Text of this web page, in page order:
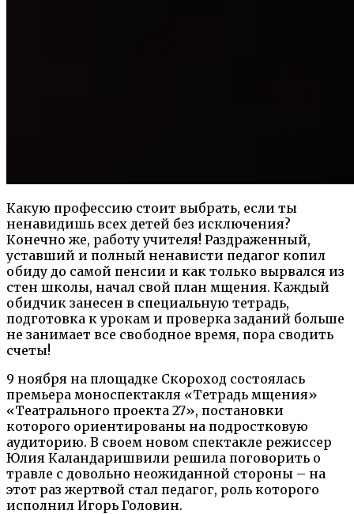
Какую профессию стоит выбрать, если ты
ненавидишь всех детей без исключения?
Конечно же, работу учителя! Раздраженный,
уставший и полный ненависти педагог копил
обиду до самой пенсии и как только вырвался из
стен школы, начал свой план мщения. Каждый
обидчик занесен в специальную тетрадь,
подготовка к урокам и проверка заданий больше
не занимает все свободное время, пора сводить
счеты!
9 ноября на площадке Скороход состоялась
премьера моноспектакля «Тетрадь мщения»
«Театрального проекта 27», постановки
которого ориентированы на подростковую
аудиторию. В своем новом спектакле режиссер
Юлия Каландаришвили решила поговорить о
травле с довольно неожиданной стороны – на
этот раз жертвой стал педагог, роль которого
исполнил Игорь Головин.